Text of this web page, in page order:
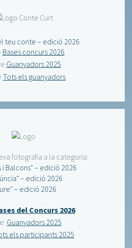
teu conte – edició 2026
Bases concurs 2026
Guanyadors 2025
Tots els guanyadors
fotografia a la categoria:
i Balcons" – edició 2026
– edició 2026
– edició 2026
del Concurs 2026
Guanyadors 2025
els participants 2025